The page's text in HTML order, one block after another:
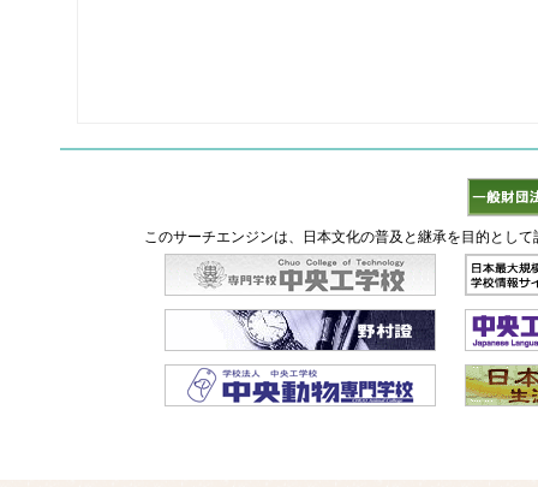
このサーチエンジンは、日本文化の普及と継承を目的とし